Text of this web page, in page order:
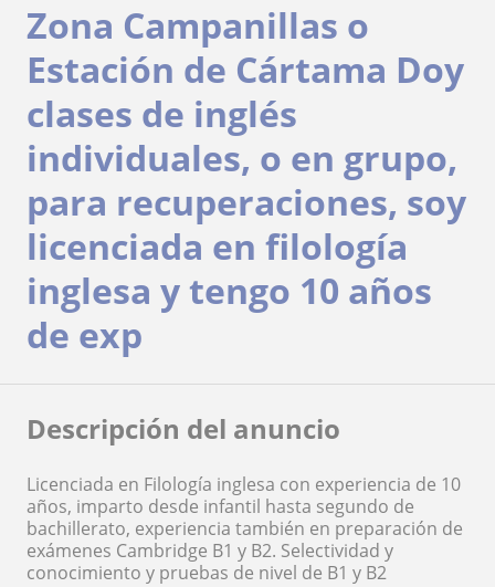
Zona Campanillas o
Estación de Cártama Doy
clases de inglés
individuales, o en grupo,
para recuperaciones, soy
licenciada en filología
inglesa y tengo 10 años
de exp
Descripción del anuncio
Licenciada en Filología inglesa con experiencia de 10
años, imparto desde infantil hasta segundo de
bachillerato, experiencia también en preparación de
exámenes Cambridge B1 y B2. Selectividad y
conocimiento y pruebas de nivel de B1 y B2